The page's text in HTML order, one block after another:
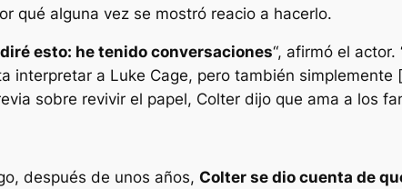
qué alguna vez se mostró reacio a hacerlo.
esto: he tenido conversaciones“, afirmó el actor.
interpretar a Luke Cage, pero también
sobre revivir el papel, Colter dijo que ama a los
después de unos años, Colter se dio cuenta de